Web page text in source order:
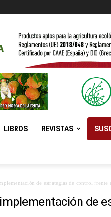
LIBROS REVISTAS
de estrategias de control
implementación de